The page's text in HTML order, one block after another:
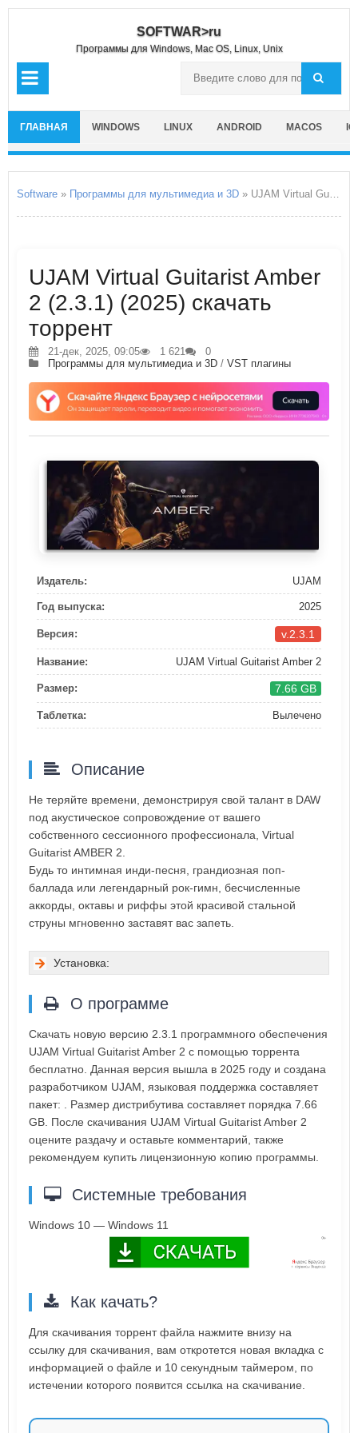
SOFTWAR>ru
Программы для Windows, Mac OS, Linux, Unix
ГЛАВНАЯ WINDOWS LINUX ANDROID MACOS
Software » Программы для мультимедиа и 3D » UJAM Virtual Guitarist Amber 2
UJAM Virtual Guitarist Amber
2 (2.3.1) (2025) скачать
торрент
21-дек, 2025, 09:05 1 621
0
Программы для мультимедиа и 3D / VST плагины
Издатель: UJAM
Год выпуска: 2025
Версия: v.2.3.1
Название: UJAM Virtual Guitarist Amber 2
Размер: 7.66 GB
Таблетка: Вылечено
Описание
Не теряйте времени, демонстрируя свой талант в DAW
под акустическое сопровождение от вашего
собственного сессионного профессионала, Virtual
Guitarist AMBER 2.
Будь то интимная инди-песня, грандиозная поп-
баллада или легендарный рок-гимн, бесчисленные
аккорды, октавы и риффы этой красивой стальной
струны мгновенно заставят вас запеть.
Установка:
О программе
Скачать новую версию 2.3.1 программного обеспечения
UJAM Virtual Guitarist Amber 2 с помощью торрента
бесплатно. Данная версия вышла в 2025 году и создана
разработчиком UJAM, языковая поддержка составляет
пакет: . Размер дистрибутива составляет порядка 7.66
GB. После скачивания UJAM Virtual Guitarist Amber 2
оцените раздачу и оставьте комментарий, также
рекомендуем купить лицензионную копию программы.
Системные требования
Windows 10 — Windows 11
Как качать?
Для скачивания торрент файла нажмите внизу на
ссылку для скачивания, вам откротется новая вкладка с
информацией о файле и 10 секундным таймером, по
истечении которого появится ссылка на скачивание.